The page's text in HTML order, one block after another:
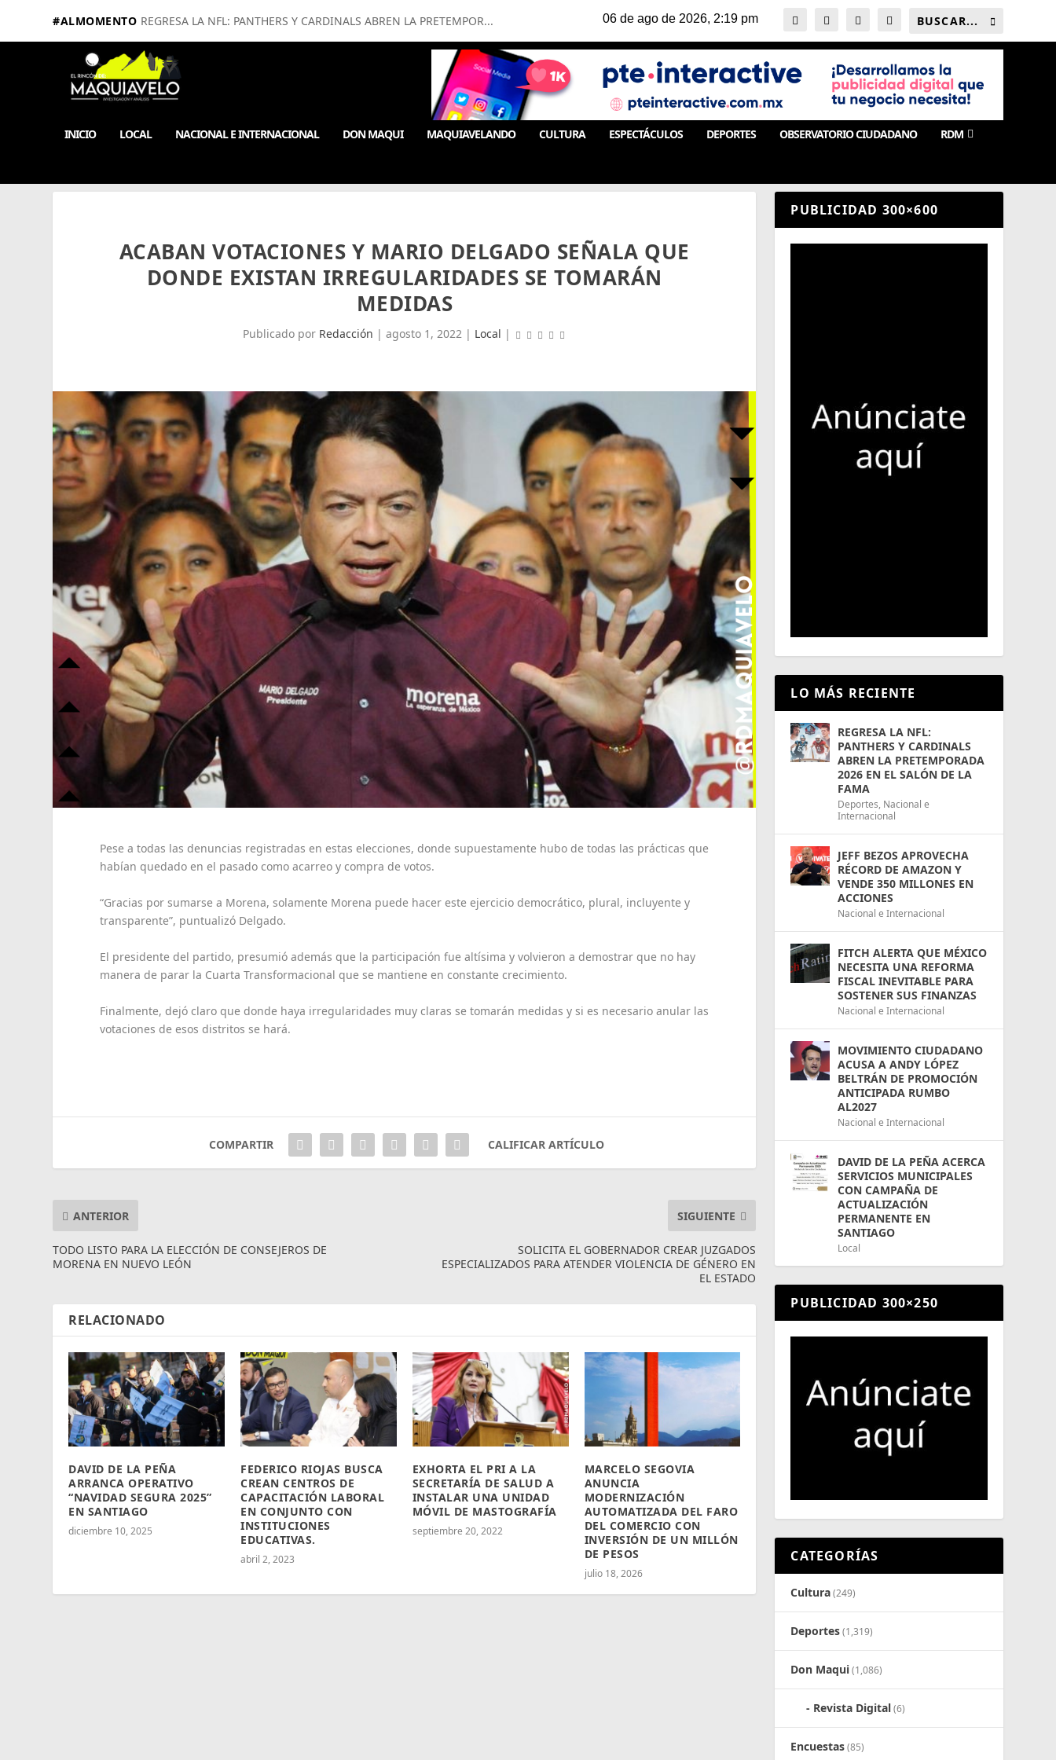
#ALMOMENTO REGRESA LA NFL: PANTHERS Y CARDINALS ABREN LA PRETEMPOR...
INICIO LOCAL NACIONAL E INTERNACIONAL DON MAQUI MAQUIAVELANDO CULTURA ESPECTÁCULOS DEPORTES OBSERVATORIO CIUDADANO RDM
ACABAN VOTACIONES Y MARIO DELGADO SEÑALA QUE
DONDE EXISTAN IRREGULARIDADES SE TOMARÁN
MEDIDAS
Publicado por Redacción |agosto 1, 2022 | Local |
Pese a todas las denuncias registradas en estas elecciones, donde supuestamente hubo de todas las prácticas que
habían quedado en el pasado como acarreo y compra de votos.
“Gracias por sumarse a Morena, solamente Morena puede hacer este ejercicio democrático, plural, incluyente y
transparente”, puntualizó Delgado.
El presidente del partido, presumió además que la participación fue altísima y volvieron a demostrar que no hay
manera de parar la Cuarta Transformacional que se mantiene en constante crecimiento.
Finalmente, dejó claro que donde haya irregularidades muy claras se tomarán medidas y si es necesario anular las
votaciones de esos distritos se hará.
COMPARTIR CALIFICAR ARTÍCULO
ANTERIOR
TODO LISTO PARA LA ELECCIÓN DE CONSEJEROS DE
MORENA EN NUEVO LEÓN
SIGUIENTE
SOLICITA EL GOBERNADOR CREAR JUZGADOS
ESPECIALIZADOS PARA ATENDER VIOLENCIA DE GÉNERO EN
EL ESTADO
RELACIONADO
DAVID DE LA PEÑA
ARRANCA OPERATIVO
“NAVIDAD SEGURA 2025”
EN SANTIAGO
diciembre 10, 2025
FEDERICO RIOJAS BUSCA
CREAN CENTROS DE
CAPACITACIÓN LABORAL
EN CONJUNTO CON
INSTITUCIONES
EDUCATIVAS.
abril 2, 2023
EXHORTA EL PRI A LA
SECRETARÍA DE SALUD A
INSTALAR UNA UNIDAD
MÓVIL DE MASTOGRAFÍA
septiembre 20, 2022
MARCELO SEGOVIA
ANUNCIA
MODERNIZACIÓN
AUTOMATIZADA DEL FARO
DEL COMERCIO CON
INVERSIÓN DE UN MILLÓN
DE PESOS
julio 18, 2026
PUBLICIDAD 300×600
LO MÁS RECIENTE
REGRESA LA NFL:
PANTHERS Y CARDINALS
ABREN LA PRETEMPORADA
2026 EN EL SALÓN DE LA
FAMA
Deportes, Nacional e
Internacional
JEFF BEZOS APROVECHA
RÉCORD DE AMAZON Y
VENDE 350 MILLONES EN
ACCIONES
Nacional e Internacional
FITCH ALERTA QUE MÉXICO
NECESITA UNA REFORMA
FISCAL INEVITABLE PARA
SOSTENER SUS FINANZAS
Nacional e Internacional
MOVIMIENTO CIUDADANO
ACUSA A ANDY LÓPEZ
BELTRÁN DE PROMOCIÓN
ANTICIPADA RUMBO
AL2027
Nacional e Internacional
DAVID DE LA PEÑA ACERCA
SERVICIOS MUNICIPALES
CON CAMPAÑA DE
ACTUALIZACIÓN
PERMANENTE EN
SANTIAGO
Local
PUBLICIDAD 300×250
CATEGORÍAS
Cultura(249)
Deportes(1,319)
Don Maqui(1,086)
Revista Digital(6)
Encuestas(85)